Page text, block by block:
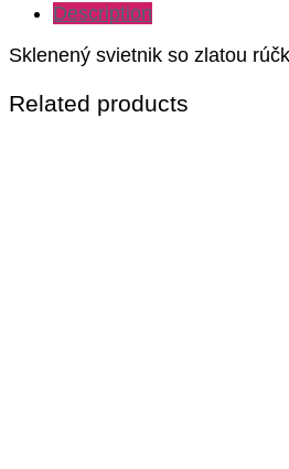
Description
Sklenený svietnik so zlatou
Related products